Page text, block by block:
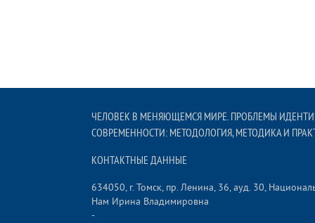
ЧЕЛОВЕК В МЕНЯЮЩЕМСЯ МИРЕ. ПРОБЛЕМЫ
СОВРЕМЕННОСТИ: МЕТОДОЛОГИЯ, МЕТОДИКА И
КОНТАКТНЫЕ ДАННЫЕ
634050, г. Томск, пр. Ленина, 36, ауд. 30,
Нам Ирина Владимировна
-